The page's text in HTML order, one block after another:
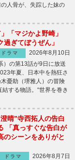
人骨が、失踪した妹の
「マジかよ野崎」
過ぎてぼうぜん」
ドラマ
2026年8月10日
）の第13話が9日に放送
年夏、日本中を熱狂さ
憂助（堺雅人）の冒険
する物語。“世界を巻き
晴”寺西拓人の告白
「真っすぐな告白が
のシーンをありがと
ドラマ
2026年8月7日